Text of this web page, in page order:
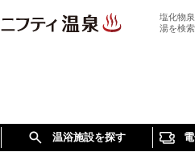
塩化物
湯を検索
温浴施設を探す